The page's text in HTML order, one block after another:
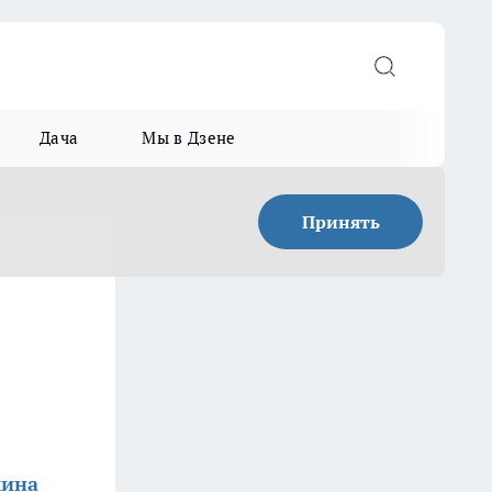
Дача Мы в Дзене
Принять